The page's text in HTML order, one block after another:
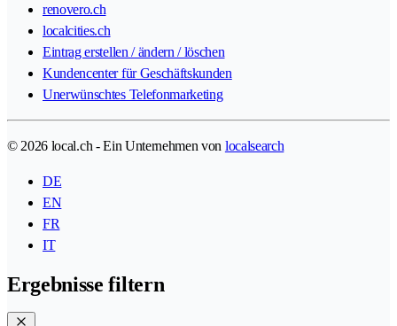
renovero.ch
localcities.ch
Eintrag erstellen / ändern / löschen
Kundencenter für Geschäftskunden
Unerwünschtes Telefonmarketing
© 2026 local.ch - Ein Unternehmen von localsearch
DE
EN
FR
IT
Ergebnisse filtern